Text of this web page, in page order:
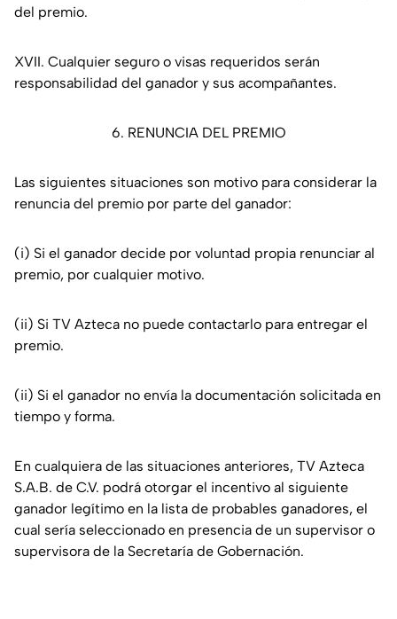
del premio.
XVII. Cualquier seguro o visas requeridos serán
responsabilidad del ganador y sus acompañantes.
6. RENUNCIA DEL PREMIO
Las siguientes situaciones son motivo para considerar la
renuncia del premio por parte del ganador:
(i) Si el ganador decide por voluntad propia renunciar al
premio, por cualquier motivo.
(ii) Si TV Azteca no puede contactarlo para entregar el
premio.
(ii) Si el ganador no envía la documentación solicitada en
tiempo y forma.
En cualquiera de las situaciones anteriores, TV Azteca
S.A.B. de C.V. podrá otorgar el incentivo al siguiente
ganador legítimo en la lista de probables ganadores, el
cual sería seleccionado en presencia de un supervisor o
supervisora de la Secretaría de Gobernación.